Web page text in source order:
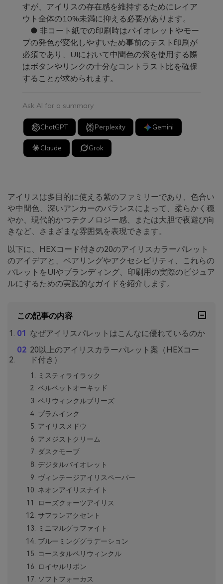
すが、アイリスの存在感を維持するためにレイア
ウト全体の10%未満に抑える必要があります。
● 非コート紙での印刷時はバイオレットやモー
ブの発色が変化しやすいため事前のテスト印刷が
必須であり、UIにおいて中間色の紫を使用する際
はボタンやリンクの十分なコントラスト比を確保
することが求められます。
Ask AI for a summary
ChatGPT Perplexity Gemini
Claude Grok
アイリスは多目的に使える紫のファミリーであり、色合い
や中間色、深いアンカーのバランスによって、柔らかく穏
やか、現代的かつテクノロジー感、または大胆で夜遊び向
きなど、さまざまな雰囲気を表現できます。
以下に、HEXコード付きの20のアイリスカラーパレット
のアイデアと、ペアリングやアクセシビリティ、これらの
パレットをUIやブランディング、印刷用の実際のビジュア
ルにするための実践的なガイドを紹介します。
この記事の内容
なぜアイリスパレットはこんなに優れているのか
20以上のアイリスカラーパレット案（HEXコー
ド付き）
ミスティライラック
ベルベットオーキッド
ペリウィンクルブリーズ
プラムインク
アイリスメドウ
アメジストクリーム
ダスクモーブ
デジタルバイオレット
ヴィンテージアイリスペーパー
ネオンアイリスナイト
ローズクォーツアイリス
サフランアクセント
ミニマルグラファイト
ブルーミンググラデーション
コースタルペリウィンクル
ロイヤルリボン
ソフトフォーカス